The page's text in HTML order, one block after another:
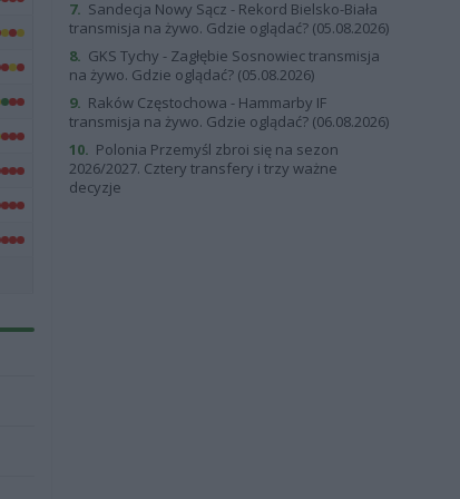
7. Sandecja Nowy Sącz - Rekord Bielsko-Biała
transmisja na żywo. Gdzie oglądać? (05.08.2026)
8. GKS Tychy - Zagłębie Sosnowiec transmisja
na żywo. Gdzie oglądać? (05.08.2026)
9. Raków Częstochowa - Hammarby IF
transmisja na żywo. Gdzie oglądać? (06.08.2026)
10. Polonia Przemyśl zbroi się na sezon
2026/2027. Cztery transfery i trzy ważne
decyzje